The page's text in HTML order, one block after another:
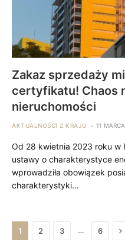
Zakaz sprzedaży
certyfikatu! Chaos
nieruchomości
AKTUALNOŚCI Z KRAJU 11
Od 28 kwietnia 2023 roku w
ustawy o charakterystyce
wprowadziła obowiązek
charakterystyki…
1 2 3 … 6